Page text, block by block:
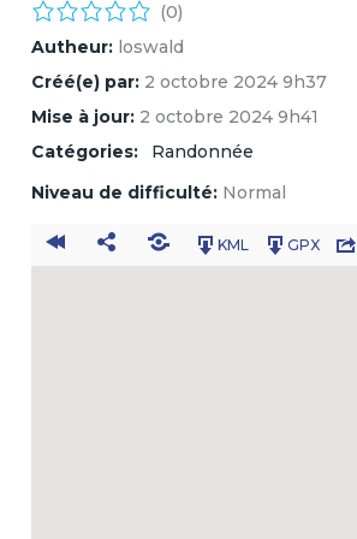
(0)
Autheur: loswald
Créé(e) par: 2 octobre 2024 9h37
Mise à jour: 2 octobre 2024 9h41
Catégories:
Randonnée
Niveau de difficulté: Normal
KML GPX